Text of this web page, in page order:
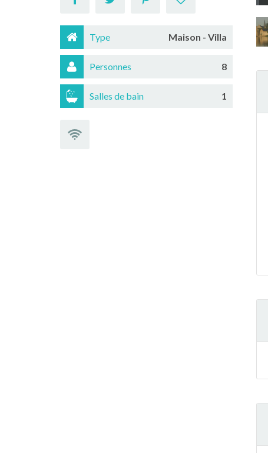
Type Maison - Villa
Personnes 8
Salles de bain 1